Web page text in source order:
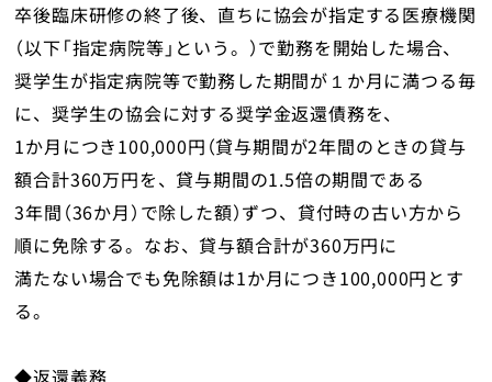
卒後臨床研修の終了後、直ちに協会が指定する医療機関
（以下「指定病院等」という。）で勤務を開始した場合、
奨学生が指定病院等で勤務した期間が１か月に満つる毎
に、奨学生の協会に対する奨学金返還債務を、
1か月につき100,000円（貸与期間が2年間のときの貸与
額合計360万円を、貸与期間の1.5倍の期間である
3年間（36か月）で除した額）ずつ、貸付時の古い方から
順に免除する。なお、貸与額合計が360万円に
満たない場合でも免除額は1か月につき100,000円とす
る。